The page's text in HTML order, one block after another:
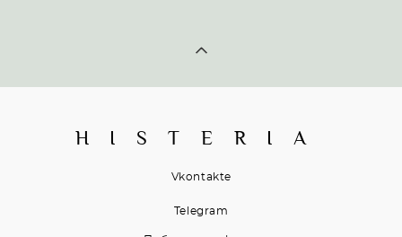
H I S T E R I A
Vkontakte
Telegram